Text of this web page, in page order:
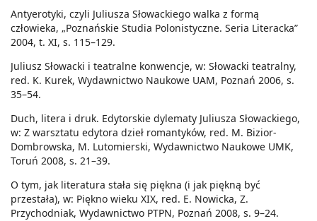
Antyerotyki, czyli Juliusza Słowackiego walka z formą
człowieka, „Poznańskie Studia Polonistyczne. Seria Literacka”
2004, t. XI, s. 115–129.
Juliusz Słowacki i teatralne konwencje, w: Słowacki teatralny,
red. K. Kurek, Wydawnictwo Naukowe UAM, Poznań 2006, s.
35–54.
Duch, litera i druk. Edytorskie dylematy Juliusza Słowackiego,
w: Z warsztatu edytora dzieł romantyków, red. M. Bizior-
Dombrowska, M. Lutomierski, Wydawnictwo Naukowe UMK,
Toruń 2008, s. 21–39.
O tym, jak literatura stała się piękna (i jak piękną być
przestała), w: Piękno wieku XIX, red. E. Nowicka, Z.
Przychodniak, Wydawnictwo PTPN, Poznań 2008, s. 9–24.